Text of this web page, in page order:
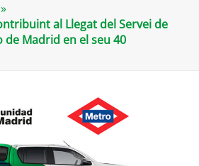
al Llegat del Servei de
Madrid en el seu 40